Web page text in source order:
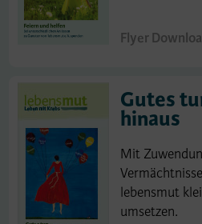
Flyer
Gutes
hinaus
Mit
lebensmut
umsetzen.